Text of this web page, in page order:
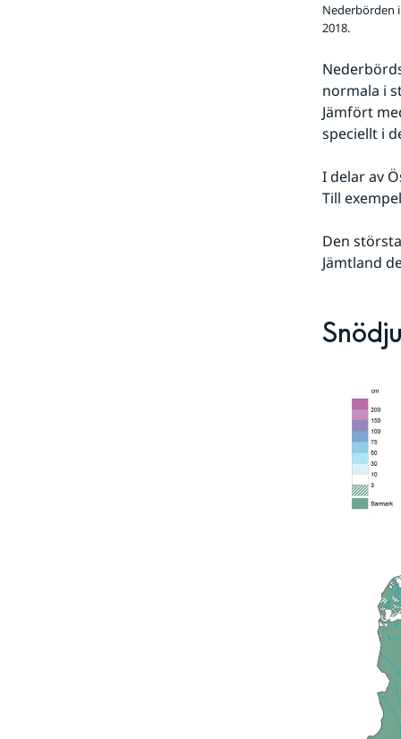
Nederbörden
2018.
normala i
Jämfört
speciellt i
I delar av
Till
Den
Jämtland